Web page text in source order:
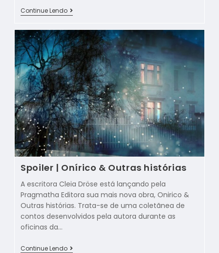
Continue Lendo
Spoiler | Onírico & Outras histórias
A escritora Cleia Dröse está lançando pela
Pragmatha Editora sua mais nova obra, Onirico &
Outras histórias. Trata-se de uma coletãnea de
contos desenvolvidos pela autora durante as
oficinas da…
Continue Lendo